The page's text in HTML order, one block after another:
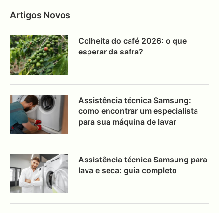
Artigos Novos
Colheita do café 2026: o que
esperar da safra?
Assistência técnica Samsung:
como encontrar um especialista
para sua máquina de lavar
Assistência técnica Samsung para
lava e seca: guia completo